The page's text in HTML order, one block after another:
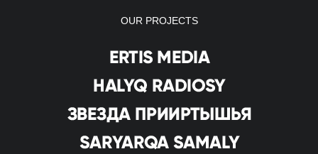
OUR PROJECTS